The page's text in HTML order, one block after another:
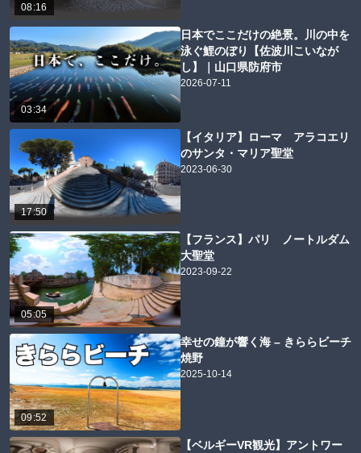
08:16
03:34
日本でここだけの絶景。川の中を
泳ぐ鯉のぼり【佐波川こいなが
し】｜山口県防府市
2026-07-11
17:50
【イタリア】ローマ アラコエリ
のサンタ・マリア聖堂
2023-06-30
05:05
【フランス】パリ ノートルダム
大聖堂
2023-09-22
09:52
幸せの鐘が響く海 – きららビーチ
焼野
2025-10-14
【ベルギーVR観光】アントワー